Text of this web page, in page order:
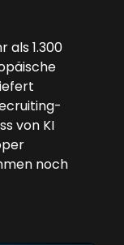
als 1.300
von KI
noch